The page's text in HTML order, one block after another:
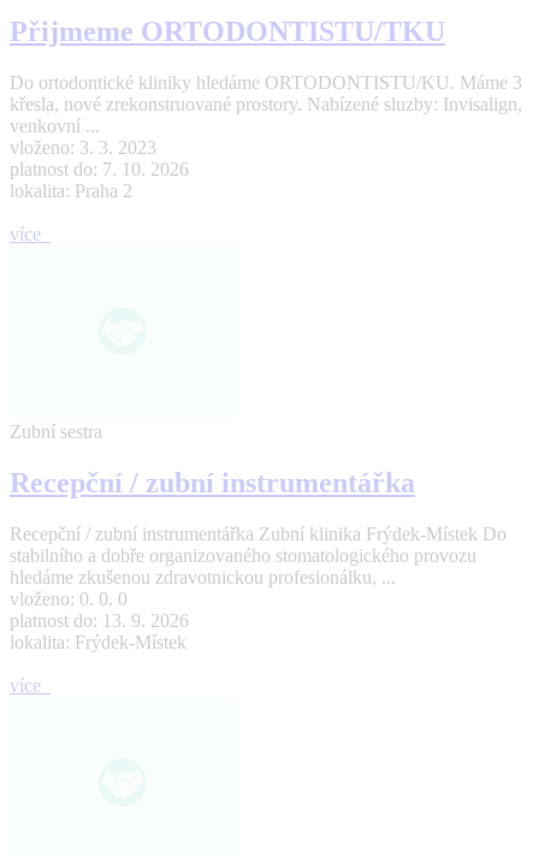
Přijmeme ORTODONTISTU/TKU
Do ortodontické kliniky hledáme ORTODONTISTU/KU. Máme 3
křesla, nové zrekonstruované prostory. Nabízené sluzby: Invisalign,
venkovní ...
vloženo: 3. 3. 2023
platnost do: 7. 10. 2026
lokalita: Praha 2
více
Zubní sestra
Recepční / zubní instrumentářka
Recepční / zubní instrumentářka Zubní klinika Frýdek-Místek Do
stabilního a dobře organizovaného stomatologického provozu
hledáme zkušenou zdravotnickou profesionálku, ...
vloženo: 0. 0. 0
platnost do: 13. 9. 2026
lokalita: Frýdek-Místek
více